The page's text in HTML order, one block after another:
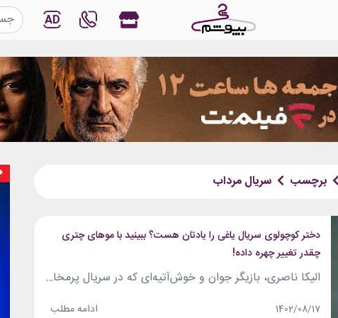
AD
برچسب سریال مرداب
دختر کوچولوی سریال یاغی را یادتان هست؟ ببینید با موهای چتری
چقدر تغییر چهره داده!
الیکا ناصری، بازیگر جوان و خوش‌آتیه‌ای که در سریال پرمخاطب «یاغی» و سریال جدید «مرداب» ایفای نقش کرده‌است، تصویر جدیدی از خود را در اینستاگرامش به اشتراک گذاشته‌ که در آن استایل پاییزی چندلایه‌ای دارد. سبک استایل‌ چندلایه این روزها در بین بسیاری از جوانان شیک‌پوش محبوب است. الیکا هودی مخمل کبریتی طوسی‌رنگی به تن...
1402/08/17 ادامه مطلب